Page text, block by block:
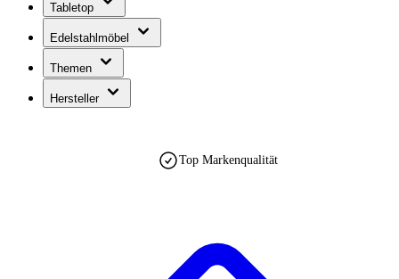
Tabletop
Edelstahlmöbel
Themen
Hersteller
Top Markenqualität